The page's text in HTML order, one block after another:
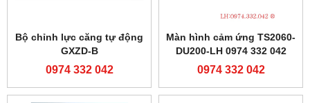
Bộ chỉnh lực căng tự động
GXZD-B
0974 332 042
Màn hình cảm ứng TS2060-
DU200-LH 0974 332 042
0974 332 042